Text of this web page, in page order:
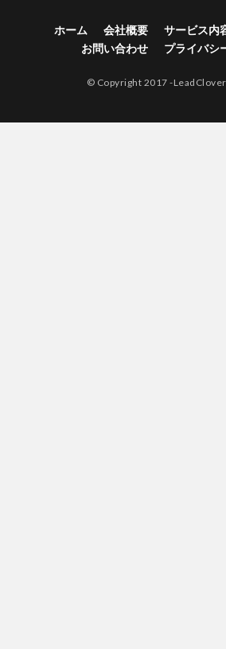
ホーム 会社概要 サービス内
お問い合わせ
プライバシ
© Copyright 2017 -